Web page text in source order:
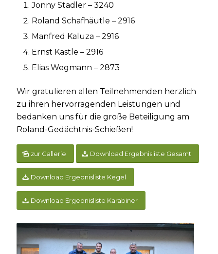
Jonny Stadler – 3240
Roland Schafhäutle – 2916
Manfred Kaluza – 2916
Ernst Kästle – 2916
Elias Wegmann – 2873
Wir gratulieren allen Teilnehmenden herzlich
zu ihren hervorragenden Leistungen und
bedanken uns für die große Beteiligung am
Roland-Gedächtnis-Schießen!
zur Gallerie Download Ergebnisliste Gesamt
Download Ergebnisliste Kegel
Download Ergebnisliste Karabiner